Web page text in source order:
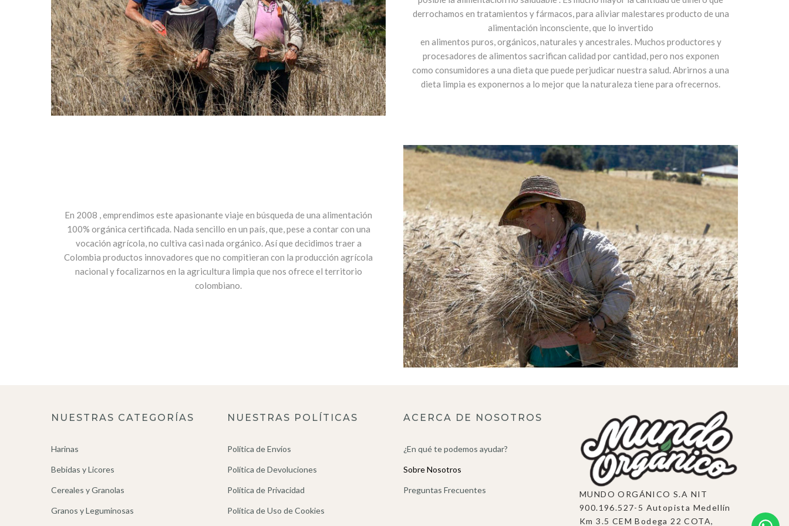
derrochamos en tratamientos y fármacos, para aliviar malestares producto de una
alimentación inconsciente, que lo invertido
en alimentos puros, orgánicos, naturales y ancestrales. Muchos productores y
procesadores de alimentos sacrifican calidad por cantidad, pero nos exponen
como consumidores a una dieta que puede perjudicar nuestra salud. Abrirnos a una
dieta limpia es exponernos a lo mejor que la naturaleza tiene para ofrecernos.
En 2008 , emprendimos este apasionante viaje en búsqueda de una alimentación
100% orgánica certificada. Nada sencillo en un país, que, pese a contar con una
vocación agrícola, no cultiva casi nada orgánico. Así que decidimos traer a
Colombia productos innovadores que no compitieran con la producción agrícola
nacional y focalizarnos en la agricultura limpia que nos ofrece el territorio
colombiano.
NUESTRAS CATEGORÍAS
Harinas
Bebidas y Licores
Cereales y Granolas
Granos y Leguminosas
NUESTRAS POLÍTICAS
Política de Envíos
Política de Devoluciones
Política de Privacidad
Política de Uso de Cookies
ACERCA DE NOSOTROS
¿En qué te podemos ayudar?
Sobre Nosotros
Preguntas Frecuentes
MUNDO ORGÁNICO S.A NIT
900.196.527-5 Autopista Medellín
Km 3.5 CEM Bodega 22 COTA,